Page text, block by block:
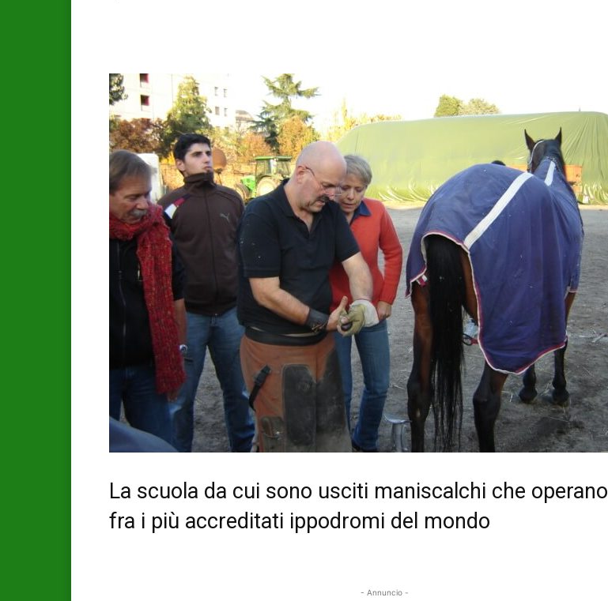
La scuola da cui sono usciti maniscalchi che operano
fra i più accreditati ippodromi del mondo
- Annuncio -